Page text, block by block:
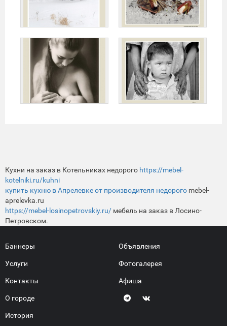
Кухни на заказ в Котельниках недорого https://mebel-
kotelniki.ru/kuhni
купить кухню в Апрелевке от производителя недорого mebel-
aprelevka.ru
https://mebel-losinopetrovskiy.ru/ мебель на заказ в Лосино-
Петровском.
Баннеры
Услуги
Контакты
О городе
История
Объявления
Фотогалерея
Афиша